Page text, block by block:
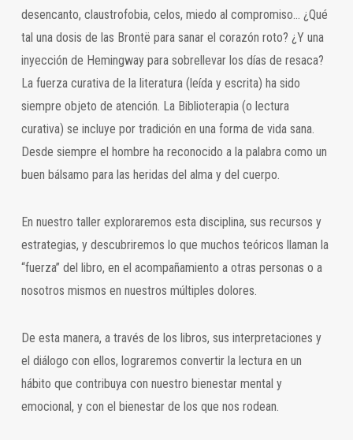
desencanto, claustrofobia, celos, miedo al compromiso… ¿Qué
tal una dosis de las Brontë para sanar el corazón roto? ¿Y una
inyección de Hemingway para sobrellevar los días de resaca?
La fuerza curativa de la literatura (leída y escrita) ha sido
siempre objeto de atención. La Biblioterapia (o lectura
curativa) se incluye por tradición en una forma de vida sana.
Desde siempre el hombre ha reconocido a la palabra como un
buen bálsamo para las heridas del alma y del cuerpo.
En nuestro taller exploraremos esta disciplina, sus recursos y
estrategias, y descubriremos lo que muchos teóricos llaman la
“fuerza” del libro, en el acompañamiento a otras personas o a
nosotros mismos en nuestros múltiples dolores.
De esta manera, a través de los libros, sus interpretaciones y
el diálogo con ellos, lograremos convertir la lectura en un
hábito que contribuya con nuestro bienestar mental y
emocional, y con el bienestar de los que nos rodean.